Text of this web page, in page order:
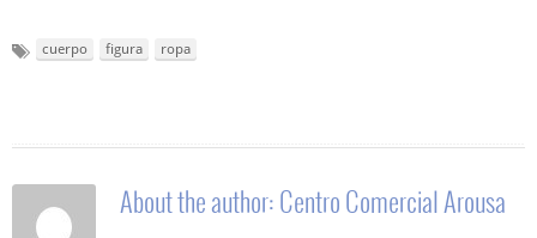
cuerpo figura ropa
About the author: Centro Comercial Arousa